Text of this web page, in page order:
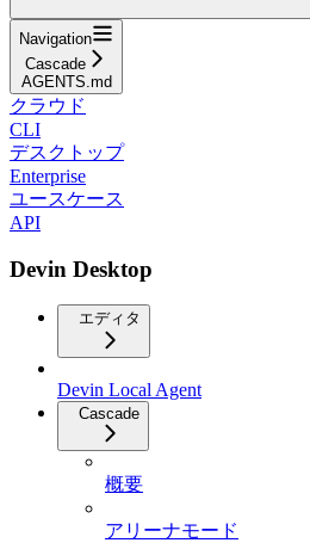
Navigation
Cascade
AGENTS.md
クラウド
CLI
デスクトップ
Enterprise
ユースケース
API
Devin Desktop
エディタ
Devin Local Agent
Cascade
概要
アリーナモード